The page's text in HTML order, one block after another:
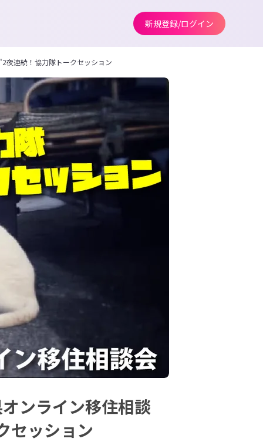
新規登録/ログイン
夜連続！協力隊トークセッション
ンライン移住相談
セッション